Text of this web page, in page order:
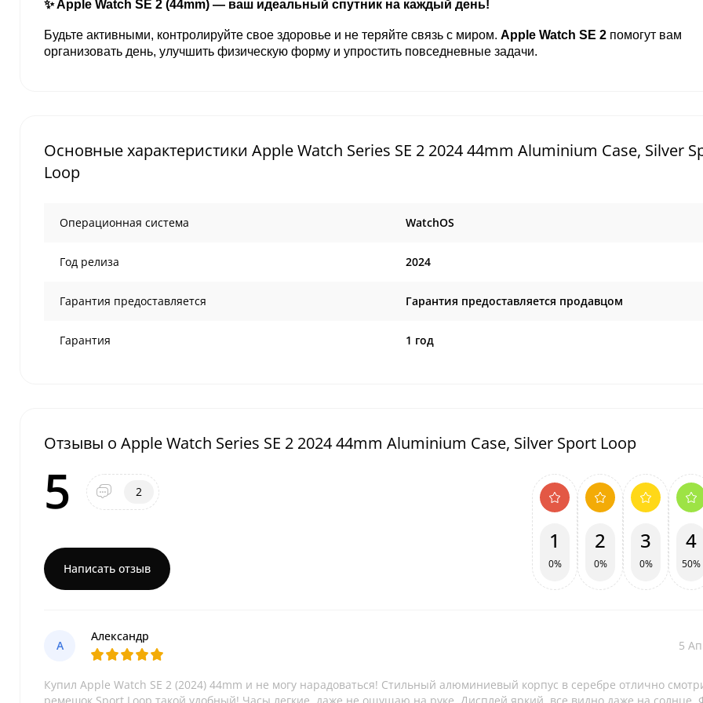
✨ Apple Watch SE 2 (44mm) — ваш идеальный спутник на каждый день!
Будьте активными, контролируйте свое здоровье и не теряйте связь с миром. Apple Watch SE 2 помогут вам
организовать день, улучшить физическую форму и упростить повседневные задачи.
Основные характеристики Apple Watch Series SE 2 2024 44mm Aluminium Case, Silver
Loop
Операционная система WatchOS
Год релиза 2024
Гарантия предоставляется Гарантия предоставляется продавцом
Гарантия 1 год
Отзывы о Apple Watch Series SE 2 2024 44mm Aluminium Case, Silver Sport Loop
5 2
Написать отзыв
1
0%
2
0%
3
0%
4
50%
А
Александр
5
Купил Apple Watch SE 2 (2024) 44mm и не могу нарадоваться! Стильный алюминиевый корпус в серебре отлично